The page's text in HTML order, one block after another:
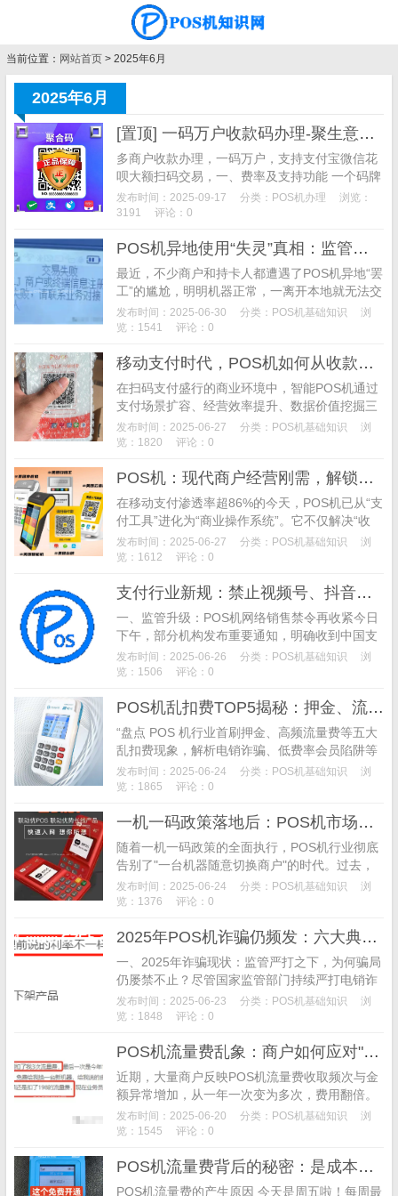
当前位置： 网站首页 > 2025年6月
2025年6月
[置顶] 一码万户收款码办理-聚生意收款码办理
多商户收款办理，一码万户，支持支付宝微信花
呗大额扫码交易，一、费率及支持功能 一个码牌
搞定千万商户，全国商户任你选，费率如下图所
示： 支付宝和微信大额支付费率0.6%， 单笔最
现，单次加提现费2块
发布时间：2025-09-17 分类： POS机办理
浏览：
3191
评论：0
POS机异地使用“失灵”真相：监管红线与用卡风控全解析——避开跨省刷卡雷区，守护信用卡安全
最近，不少商户和持卡人都遭遇了POS机异地“罢
工”的尴尬，明明机器正常，一离开本地就无法交
易，这背后究竟藏着什么玄机？实际上，这绝非
偶然故障，而是支付行业强监管与银行风控升级
用，还可能导致信用卡被降额、封卡。
发布时间：2025-06-30 分类： POS机基础知识
浏
览：1541
评论：0
移动支付时代，POS机如何从收款工具进化为生意增长引擎？ ——智能POS机的多维价值解析与选型指南
​ 在扫码支付盛行的商业环境中，智能POS机通过
支付场景扩容、经营效率提升、数据价值挖掘三
大核心能力，成为商户不可忽视的增长基础设
施。从社区便利店到商业综合体，无数案例印
经营顾问"。 一、重新定义POS机：从"刷卡工
具"到"商业中枢"
发布时间：2025-06-27 分类： POS机基础知识
浏
览：1820
评论：0
​POS机：现代商户经营刚需，解锁生意增长新动能——从支付场景覆盖到数据营销，全方位解析机具价值
​在移动支付渗透率超86%的今天，POS机已从“支
付工具”进化为“商业操作系统”。它不仅解决“收
钱”问题，更通过支付场景覆盖、交易效率提升、
数据智能分析，帮助商户实现从“被动经营”到“主
发布时间：2025-06-27 分类： POS机基础知识
浏
览：1612
评论：0
支付行业新规：禁止视频号、抖音等渠道售卖POS机 代理商直播营销合规转型路径解析
一、监管升级：POS机网络销售禁令再收紧今日
下午，部分机构发布重要通知，明确收到中国支
付清算协会关于加强网上售卖POS机等违规行为
排查的要求。严禁以任何名义在网络搜索平台、
发布时间：2025-06-26 分类： POS机基础知识
浏
览：1506
评论：0
POS机乱扣费TOP5揭秘：押金、流量费等套路与避坑指南
“盘点 POS 机行业首刷押金、高频流量费等五大
乱扣费现象，解析电销诈骗、低费率会员陷阱等
违规操作。提供资质查验、协议核对等‘三查三
拒’防坑原则，助你识别 POS 机扣费套路，避免
发布时间：2025-06-24 分类： POS机基础知识
浏
览：1865
评论：0
一机一码政策落地后：POS机市场乱象与避坑指南
随着一机一码政策的全面执行，POS机行业彻底
告别了"一台机器随意切换商户"的时代。过去，
用户凭借一台设备即可实现多场景账单覆盖，但
如今单台机器仅能绑定单一商户。若不增购设
易被银行判定为违规操作，面临降额、封卡风
发布时间：2025-06-24 分类： POS机基础知识
浏
览：1376
评论：0
2025年POS机诈骗仍频发：六大典型案例揭露电销骗术套路
一、2025年诈骗现状：监管严打之下，为何骗局
仍屡禁不止？尽管国家监管部门持续严打电销诈
骗，代理商高频发布防骗提醒，但2025年某知名
投诉网站数据显示，POS机相关投诉仍呈多发态
发布时间：2025-06-23 分类： POS机基础知识
浏
览：1848
评论：0
POS机流量费乱象：商户如何应对"暗中收割"？
近期，大量商户反映POS机流量费收取频次与金
额异常增加，从一年一次变为多次，费用翻倍。
背后是支付公司借“成本增加”之名行提价之实，
将流量费作为新利润增长点。商户如何应对？立
的钱袋子。别让支付便利成宰客工具，法律武器
助你避开“流量刺客”！
发布时间：2025-06-20 分类： POS机基础知识
浏
览：1545
评论：0
POS机流量费背后的秘密：是成本还是套路？
POS机流量费的产生原因 今天是周五啦！每周最